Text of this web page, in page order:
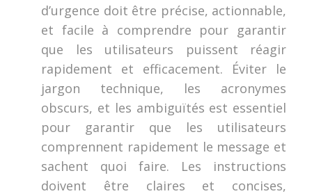
d’urgence doit être précise, actionnable,
et facile à comprendre pour garantir
que les utilisateurs puissent réagir
rapidement et efficacement. Éviter le
jargon technique, les acronymes
obscurs, et les ambiguïtés est essentiel
pour garantir que les utilisateurs
comprennent rapidement le message et
sachent quoi faire. Les instructions
doivent être claires et concises,